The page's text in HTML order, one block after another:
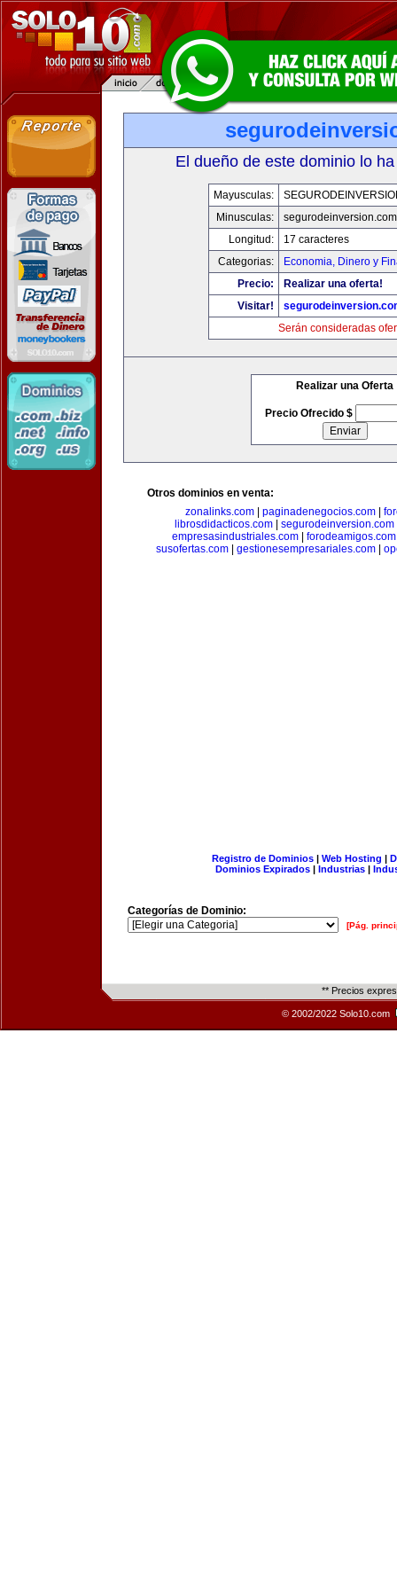
El dueño de este dominio lo
Mayusculas:
Minusculas:
segurodeinversion.com
Longitud:
17 caracteres
Categorias:
Economia, Dinero y
Precio:
Realizar una oferta!
Visitar!
Serán consideradas
Realizar una Oferta
Precio Ofrecido $
Otros dominios en venta:
zonalinks.com| paginadenegocios.com|
librosdidacticos.com| segurodeinversion.com
empresasindustriales.com| forodeamigos.com
susofertas.com| gestionesempresariales.com|
Registro de Dominios| Web Hosting |
Dominios Expirados | Industrias |
Categorías de Dominio:
[Pág.
** Precios
© 2002/2022 Solo10.com